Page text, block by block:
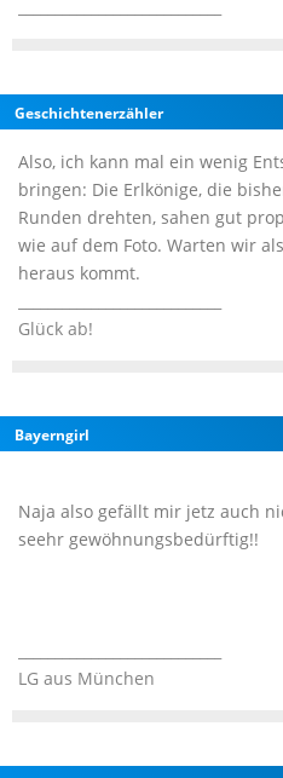
Geschichtenerzähler
Also, ich kann mal ein wenig
bringen: Die Erlkönige, die
Runden drehten, sahen gut
wie auf dem Foto. Warten wir
heraus kommt.
Glück ab!
Bayerngirl
Naja also gefällt mir jetz auch
seehr gewöhnungsbedürftig!!
LG aus München